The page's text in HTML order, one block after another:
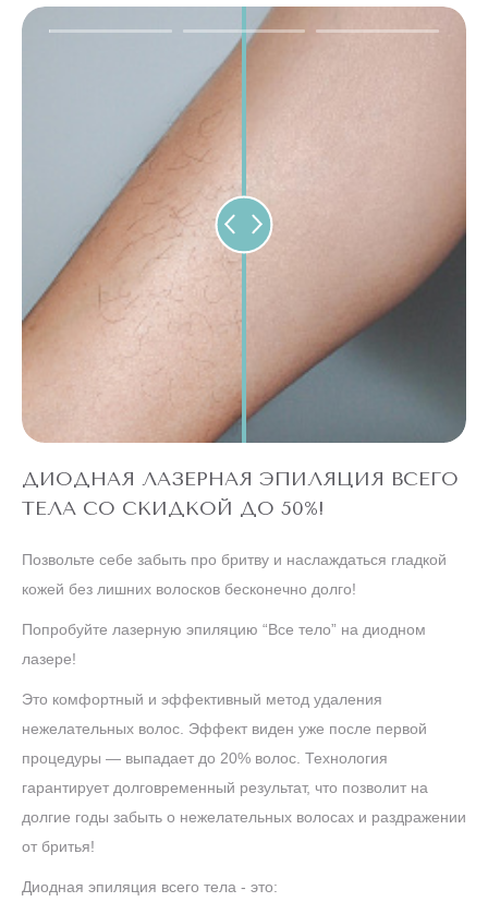
ДИОДНАЯ ЛАЗЕРНАЯ ЭПИЛЯЦИЯ ВСЕГО
ТЕЛА СО СКИДКОЙ ДО 50%!
Позвольте себе забыть про бритву и наслаждаться гладкой
кожей без лишних волосков бесконечно долго!
Попробуйте лазерную эпиляцию “Все тело” на диодном
лазере!
Это комфортный и эффективный метод удаления
нежелательных волос. Эффект виден уже после первой
процедуры — выпадает до 20% волос. Технология
гарантирует долговременный результат, что позволит на
долгие годы забыть о нежелательных волосах и раздражении
от бритья!
Диодная эпиляция всего тела - это: